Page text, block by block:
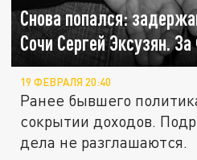
Снова попался:
Сочи Сергей Эксузян.
19 ФЕВРАЛЯ 20:40
Ранее бывшего
сокрытии доходов.
дела не разглашаются.